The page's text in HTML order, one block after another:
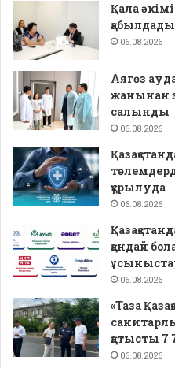
Қала
қабылдады
06.08.2026
Аягөз
жанынан
салынды
06.08.2026
құрылуда
06.08.2026
қандай
06.08.2026
«Таза
қатысты
06.08.2026